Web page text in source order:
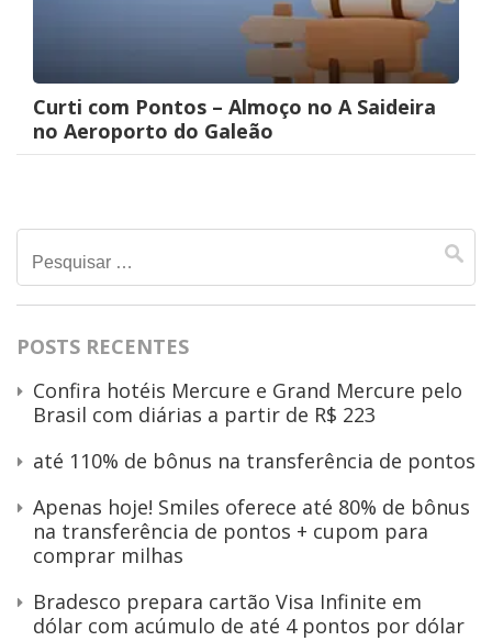
Curti com Pontos – Almoço no A Saideira
no Aeroporto do Galeão
Pesquisar
por:
POSTS RECENTES
Confira hotéis Mercure e Grand Mercure pelo
Brasil com diárias a partir de R$ 223
até 110% de bônus na transferência de pontos
Apenas hoje! Smiles oferece até 80% de bônus
na transferência de pontos + cupom para
comprar milhas
Bradesco prepara cartão Visa Infinite em
dólar com acúmulo de até 4 pontos por dólar